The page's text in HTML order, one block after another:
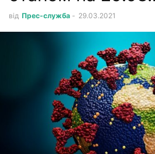
від Прес-служба - 29.03.2021